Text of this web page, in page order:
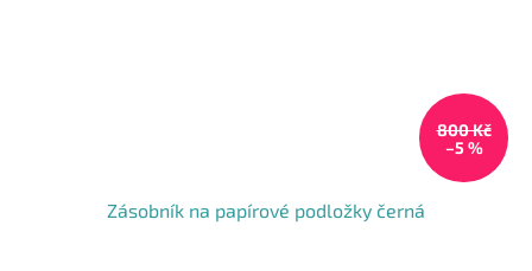
800 Kč
–5 %
Zásobník na papírové podložky černá